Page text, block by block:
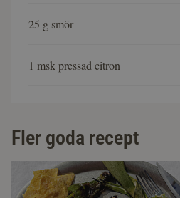
25 g smör
1 msk pressad citron
Fler goda recept